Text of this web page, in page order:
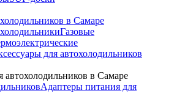
в Самаре
Газовые
для автохолодильников
автохолодильников в Самаре
Адаптеры питания для